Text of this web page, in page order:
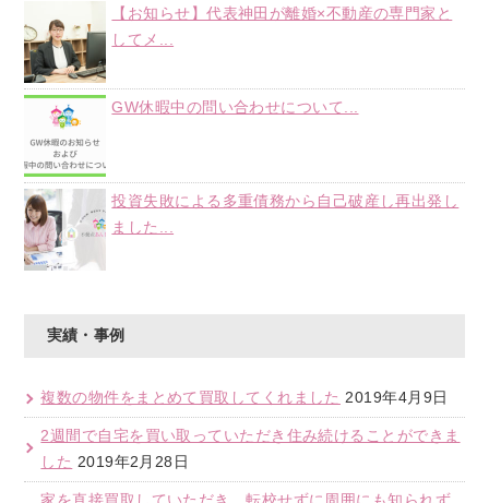
【お知らせ】代表神田が離婚×不動産の専門家と
してメ...
GW休暇中の問い合わせについて...
投資失敗による多重債務から自己破産し再出発し
ました...
実績・事例
複数の物件をまとめて買取してくれました 2019年4月9日
2週間で自宅を買い取っていただき住み続けることができま
した 2019年2月28日